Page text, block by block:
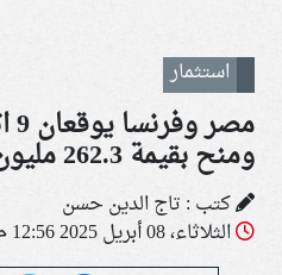
استثمار
ومنح بقيمة 262.3 مليون يورو
كتب : تاج الدين حسن
الثلاثاء، 08 أبريل 2025 12:56 م